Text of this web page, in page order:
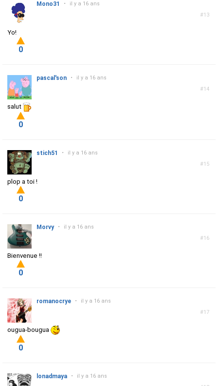
#13
Mono31 • il y a 16 ans
Yo!
0
#14
pascal'son • il y a 16 ans
salut
0
#15
stich51 • il y a 16 ans
plop a toi !
0
#16
Morvy • il y a 16 ans
Bienvenue !!
0
#17
romanocrye • il y a 16 ans
ougua-bougua
0
lonadmaya • il y a 16 ans